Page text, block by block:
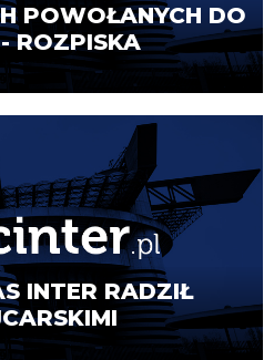
POWOŁANYCH DO
ROZPISKA
INTER RADZIŁ